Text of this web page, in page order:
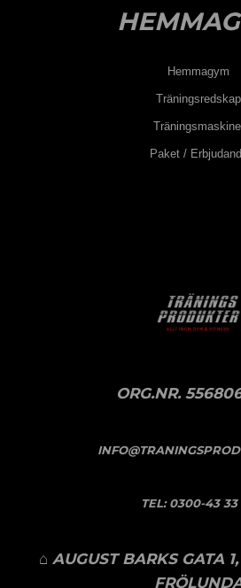
Hemmagym
Träningsredskap
Paket /
ORG.NR.
TEL:0300-43 33
⌂ AUGUST BARKS GATA